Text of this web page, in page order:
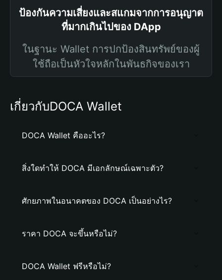
ป้องกันความเสี่ยงและสแกมจากการอนุญาต
ที่มากเกินไปของ DApp
ในฐานะ Wallet การปกป้องสินทรัพย์ของผู้
ใช้ถือเป็นหัวใจหลักในพันธกิจของเรา
เกี่ยวกับDOCA Wallet
DOCA Wallet คืออะไร?
สิ่งใดทำให้ DOCA มีเอกลักษณ์เฉพาะตัว?
ศักยภาพในอนาคตของ DOCA เป็นอย่างไร?
ราคา DOCA จะขึ้นหรือไม่?
DOCA Wallet ฟรีหรือไม่?